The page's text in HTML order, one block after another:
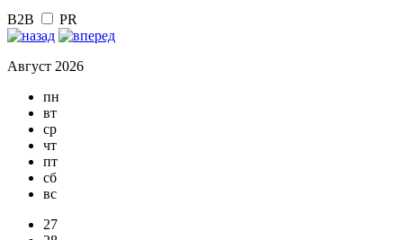
B2B PR
Август 2026
пн
вт
ср
чт
пт
сб
вс
27